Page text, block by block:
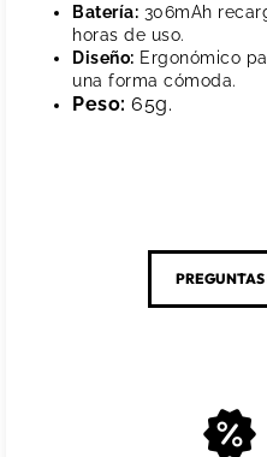
Batería: 306mAh
horas de uso.
Diseño: Ergonómico
una forma cómoda.
Peso: 65g.